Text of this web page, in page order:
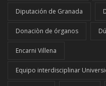
Diputación de Granada
Donaciòn de órganos
Encarni Villena
Equipo interdisciplinar